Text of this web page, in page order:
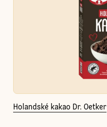
Holandské kakao Dr. Oetker